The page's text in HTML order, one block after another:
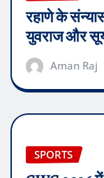
रहाणे के
युवराज और
Aman Raj
SPORTS